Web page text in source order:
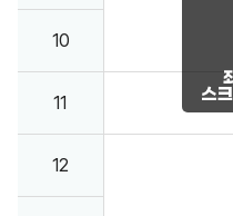
10
11
12